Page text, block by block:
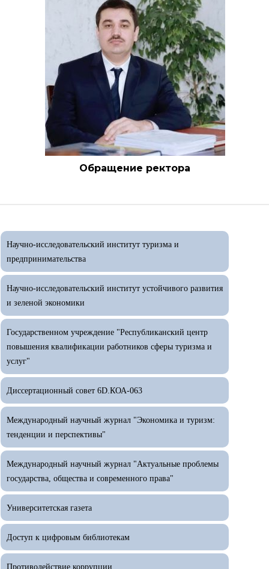
Обращение ректора
Научно-исследовательский институт туризма и
предпринимательства
Научно-исследовательский институт устойчивого развития
и зеленой экономики
Государственном учреждение "Республиканский центр
повышения квалификации работников сферы туризма и
услуг"
Диссертационный совет 6D.КОА-063
Международный научный журнал "Экономика и туризм:
тенденции и перспективы"
Международный научный журнал "Актуальные проблемы
государства, общества и современного права"
Университетская газета
Доступ к цифровым библиотекам
Противодействие коррупции